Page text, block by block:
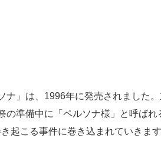
」は、1996年に発売されました。
準備中に「ペルソナ様」と呼ばれ
起こる事件に巻き込まれていきます